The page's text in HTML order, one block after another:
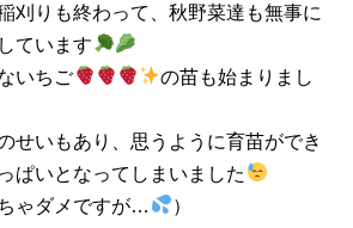
刈りも終わって、秋野菜達も無事に
ています
いちご
の苗も始まりまし
せいもあり、思うように育苗ができ
ぱいとなってしまいました
ゃダメですが…
）